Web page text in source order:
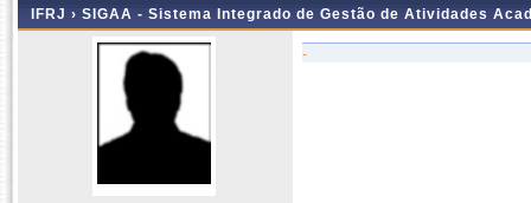
IFRJ › SIGAA - Sistema Integrado de Gestão de Atividades
-